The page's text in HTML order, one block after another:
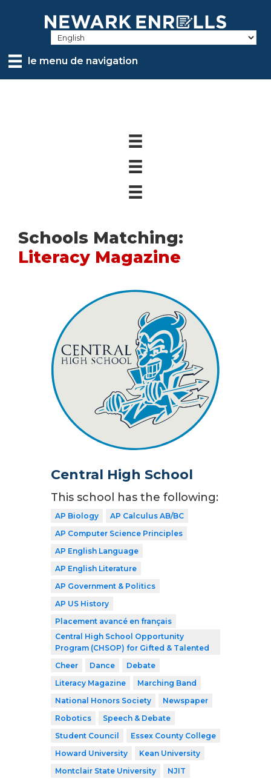
contentle menu de navigation
Schools Matching:
Literacy Magazine
Central High School
This school has the following:
AP Biology
AP Calculus AB/BC
AP Computer Science Principles
AP English Language
AP English Literature
AP Government & Politics
AP US History
Placement avancé en français
Central High School Opportunity
Program (CHSOP) for Gifted & Talented
Cheer
Dance
Debate
Literacy Magazine
Marching Band
National Honors Society
Newspaper
Robotics
Speech & Debate
Student Council
Essex County College
Howard University
Kean University
Montclair State University
NJIT